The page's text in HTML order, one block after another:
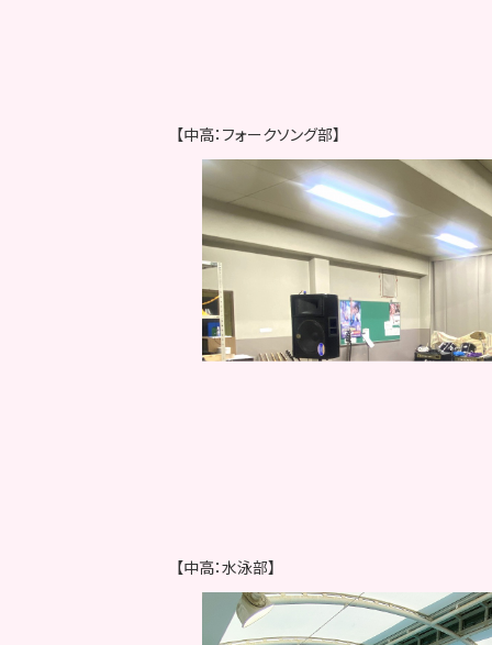
【中高：フォークソング部】
【中高：水泳部】